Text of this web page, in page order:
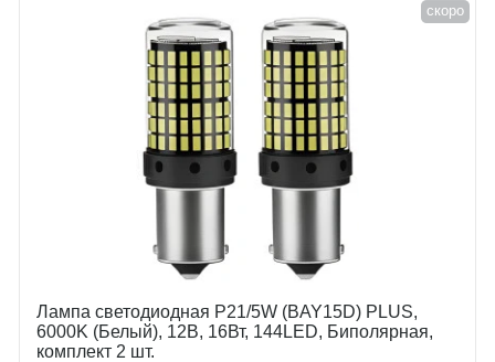
скоро
Лампа светодиодная P21/5W (BAY15D) PLUS,
6000K (Белый), 12В, 16Вт, 144LED, Биполярная,
комплект 2 шт.